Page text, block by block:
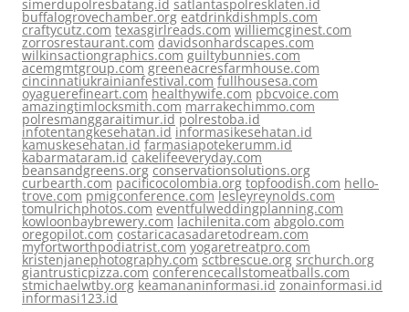
simerdupolresbatang.id satlantaspolresklaten.id
buffalogrovechamber.org eatdrinkdishmpls.com
craftycutz.com texasgirlreads.com williemcginest.com
zorrosrestaurant.com davidsonhardscapes.com
wilkinsactiongraphics.com guiltybunnies.com
acemgmtgroup.com greeneacresfarmhouse.com
cincinnatiukrainianfestival.com fullhousesa.com
oyaguerefineart.com healthywife.com pbcvoice.com
amazingtimlocksmith.com marrakechimmo.com
polresmanggaraitimur.id polrestoba.id
infotentangkesehatan.id informasikesehatan.id
kamuskesehatan.id farmasiapotekerumm.id
kabarmataram.id cakelifeeveryday.com
beansandgreens.org conservationsolutions.org
curbearth.com pacificocolombia.org topfoodish.com hello-
trove.com pmigconference.com lesleyreynolds.com
tomulrichphotos.com eventfulweddingplanning.com
kowloonbaybrewery.com lachilenita.com abgolo.com
oregopilot.com costaricacasadaretodream.com
myfortworthpodiatrist.com yogaretreatpro.com
kristenjanephotography.com sctbrescue.org srchurch.org
giantrusticpizza.com conferencecallstomeatballs.com
stmichaelwtby.org keamananinformasi.id zonainformasi.id
informasi123.id